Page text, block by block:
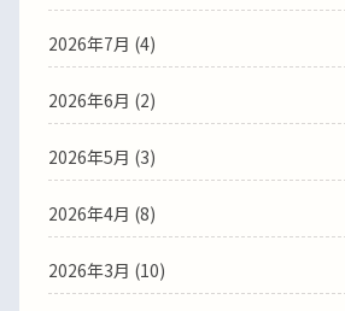
2026年7月 (4)
2026年6月 (2)
2026年5月 (3)
2026年4月 (8)
2026年3月 (10)